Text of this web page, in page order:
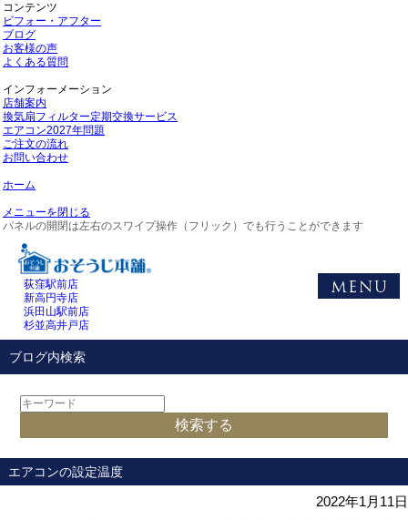
コンテンツ
ビフォー・アフター
ブログ
お客様の声
よくある質問
インフォーメーション
店舗案内
換気扇フィルター定期交換サービス
エアコン2027年問題
ご注文の流れ
お問い合わせ
ホーム
メニューを閉じる
パネルの開閉は左右のスワイプ操作（フリック）でも行うことができます
荻窪駅前店
新高円寺店
浜田山駅前店
杉並高井戸店
ブログ内検索
エアコンの設定温度
2022年1月11日